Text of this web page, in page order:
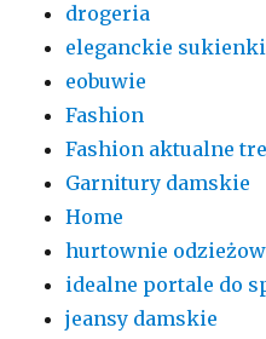
drogeria
eleganckie sukienki
eobuwie
Fashion
Fashion aktualne
Garnitury damskie
Home
hurtownie
idealne portale do
jeansy damskie